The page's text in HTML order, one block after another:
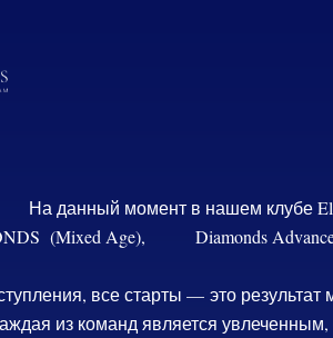
На данный момент в нашем клубе
(Mixed Age), Diamonds
все старты — это результат
из команд является